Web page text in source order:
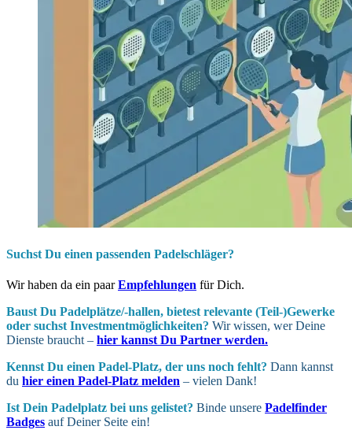
Suchst Du einen passenden Padelschläger?
Wir haben da ein paarEmpfehlungen für Dich.
Baust Du Padel­plätze/-hallen, bietest relevante (Teil-)Gewerke
oder suchst In­vest­ment­möglich­keiten? Wir wissen, wer Deine
Dienste braucht – hier kannst Du Partner werden.
Kennst Du einen Padel-Platz, der uns noch fehlt? Dann kannst
du hier einen Padel-Platz melden – vielen Dank!
Ist Dein Padel­platz bei uns gelistet? Binde unsere Padelfinder
Badges auf Deiner Seite ein!